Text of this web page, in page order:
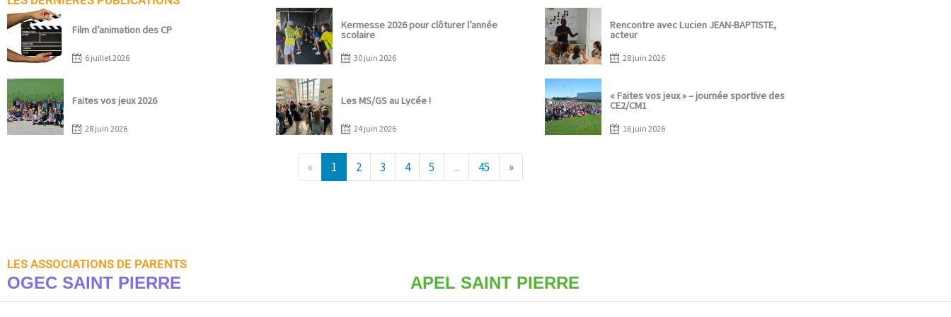
Film d’animation des CP
on
6 juillet 2026
Kermesse 2026 pour clôturer l’année
scolaire
on
30 juin 2026
Rencontre avec Lucien JEAN-BAPTISTE,
acteur
on
28 juin 2026
Faites vos jeux 2026
on
28 juin 2026
Les MS/GS au Lycée !
on
24 juin 2026
« Faites vos jeux » – journée sportive des
CE2/CM1
on
16 juin 2026
« 1 2 3 4 5 ... 45 »
LES ASSOCIATIONS DE PARENTS
OGEC SAINT PIERRE APEL SAINT PIERRE